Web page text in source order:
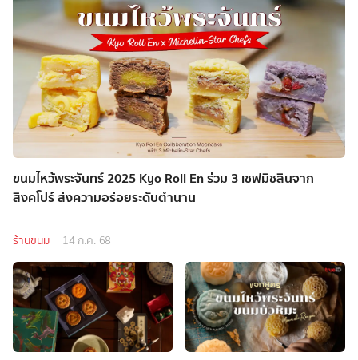
ขนมไหว้พระจันทร์ 2025 Kyo Roll En ร่วม 3 เชฟมิชลินจาก
สิงคโปร์ ส่งความอร่อยระดับตำนาน
ร้านขนม 14 ก.ค. 68